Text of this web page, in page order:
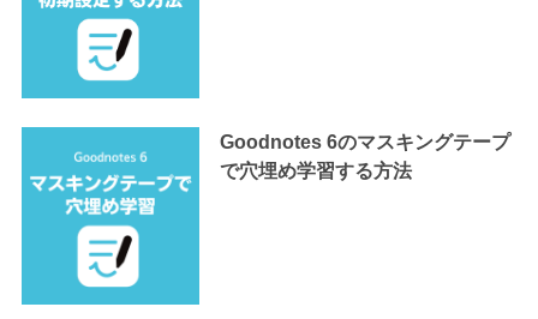
Goodnotes 6のマスキングテープ
で穴埋め学習する方法